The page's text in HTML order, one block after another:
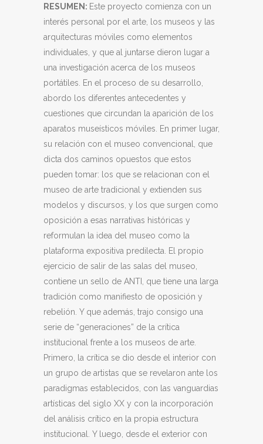
RESUMEN: Este proyecto comienza con un
interés personal por el arte, los museos y las
arquitecturas móviles como elementos
individuales, y que al juntarse dieron lugar a
una investigación acerca de los museos
portátiles. En el proceso de su desarrollo,
abordo los diferentes antecedentes y
cuestiones que circundan la aparición de los
aparatos museísticos móviles. En primer lugar,
su relación con el museo convencional, que
dicta dos caminos opuestos que estos
pueden tomar: los que se relacionan con el
museo de arte tradicional y extienden sus
modelos y discursos, y los que surgen como
oposición a esas narrativas históricas y
reformulan la idea del museo como la
plataforma expositiva predilecta. El propio
ejercicio de salir de las salas del museo,
contiene un sello de ANTI, que tiene una larga
tradición como manifiesto de oposición y
rebelión. Y que además, trajo consigo una
serie de “generaciones” de la crítica
institucional frente a los museos de arte.
Primero, la crítica se dio desde el interior con
un grupo de artistas que se revelaron ante los
paradigmas establecidos, con las vanguardias
artísticas del siglo XX y con la incorporación
del análisis crítico en la propia estructura
institucional. Y luego, desde el exterior con